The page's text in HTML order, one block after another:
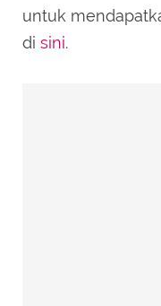
untuk
di sini.